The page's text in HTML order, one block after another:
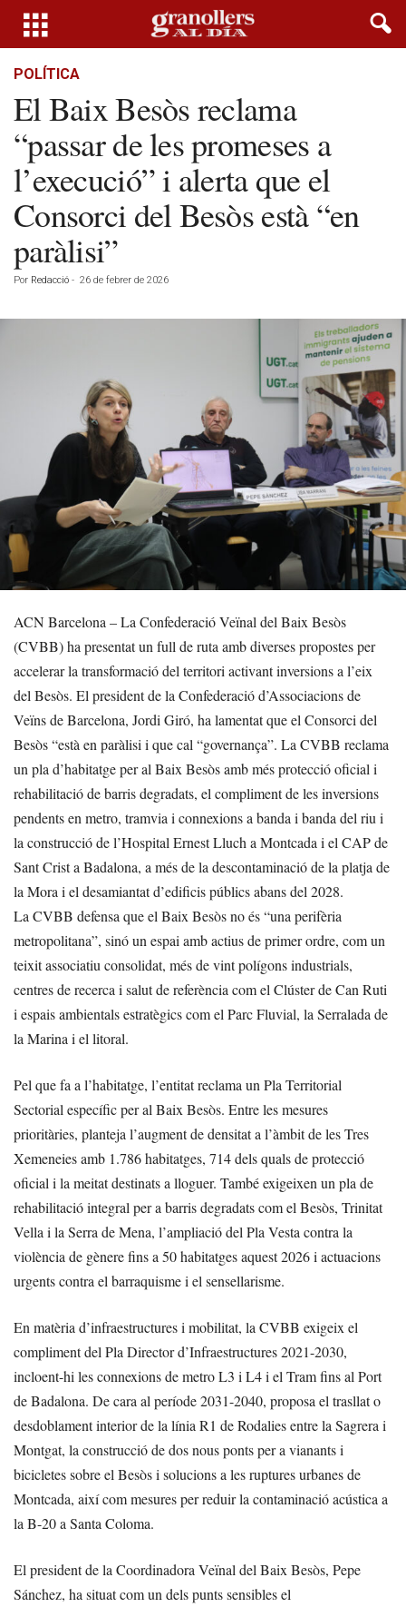
POLÍTICA
El Baix Besòs reclama
“passar de les promeses a
l’execució” i alerta que el
Consorci del Besòs està “en
paràlisi”
Por Redacció - 26 de febrer de 2026
ACN Barcelona – La Confederació Veïnal del Baix Besòs
(CVBB) ha presentat un full de ruta amb diverses propostes per
accelerar la transformació del territori activant inversions a l’eix
del Besòs. El president de la Confederació d’Associacions de
Veïns de Barcelona, Jordi Giró, ha lamentat que el Consorci del
Besòs “està en paràlisi i que cal “governança”. La CVBB reclama
un pla d’habitatge per al Baix Besòs amb més protecció oficial i
rehabilitació de barris degradats, el compliment de les inversions
pendents en metro, tramvia i connexions a banda i banda del riu i
la construcció de l’Hospital Ernest Lluch a Montcada i el CAP de
Sant Crist a Badalona, a més de la descontaminació de la platja de
la Mora i el desamiantat d’edificis públics abans del 2028.
La CVBB defensa que el Baix Besòs no és “una perifèria
metropolitana”, sinó un espai amb actius de primer ordre, com un
teixit associatiu consolidat, més de vint polígons industrials,
centres de recerca i salut de referència com el Clúster de Can Ruti
i espais ambientals estratègics com el Parc Fluvial, la Serralada de
la Marina i el litoral.
Pel que fa a l’habitatge, l’entitat reclama un Pla Territorial
Sectorial específic per al Baix Besòs. Entre les mesures
prioritàries, planteja l’augment de densitat a l’àmbit de les Tres
Xemeneies amb 1.786 habitatges, 714 dels quals de protecció
oficial i la meitat destinats a lloguer. També exigeixen un pla de
rehabilitació integral per a barris degradats com el Besòs, Trinitat
Vella i la Serra de Mena, l’ampliació del Pla Vesta contra la
violència de gènere fins a 50 habitatges aquest 2026 i actuacions
urgents contra el barraquisme i el sensellarisme.
En matèria d’infraestructures i mobilitat, la CVBB exigeix el
compliment del Pla Director d’Infraestructures 2021-2030,
incloent-hi les connexions de metro L3 i L4 i el Tram fins al Port
de Badalona. De cara al període 2031-2040, proposa el trasllat o
desdoblament interior de la línia R1 de Rodalies entre la Sagrera i
Montgat, la construcció de dos nous ponts per a vianants i
bicicletes sobre el Besòs i solucions a les ruptures urbanes de
Montcada, així com mesures per reduir la contaminació acústica a
la B-20 a Santa Coloma.
El president de la Coordinadora Veïnal del Baix Besòs, Pepe
Sánchez, ha situat com un dels punts sensibles el